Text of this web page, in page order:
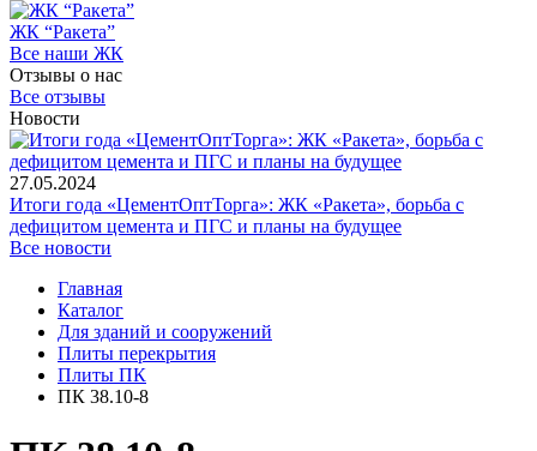
ЖК “Ракета”
Все наши ЖК
Отзывы о нас
Все отзывы
Новости
27.05.2024
Итоги года «ЦементОптТорга»: ЖК «Ракета», борьба с
дефицитом цемента и ПГС и планы на будущее
Все новости
Главная
Каталог
Для зданий и сооружений
Плиты перекрытия
Плиты ПК
ПК 38.10-8